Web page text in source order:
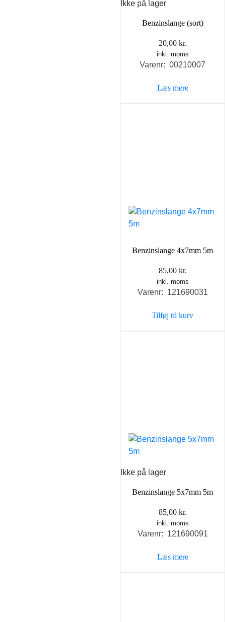
Ikke på lager
Benzinslange (sort)
20,00 kr.
inkl. moms
Varenr: 00210007
Læs mere
Benzinslange 4x7mm 5m
85,00 kr.
inkl. moms
Varenr: 121690031
Tilføj til kurv
Ikke på lager
Benzinslange 5x7mm 5m
85,00 kr.
inkl. moms
Varenr: 121690091
Læs mere